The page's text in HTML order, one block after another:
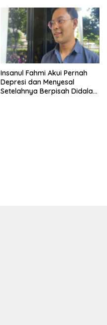
Insanul Fahmi Akui Pernah
Depresi dan Menyesal
Setelahnya Berpisah Didalam